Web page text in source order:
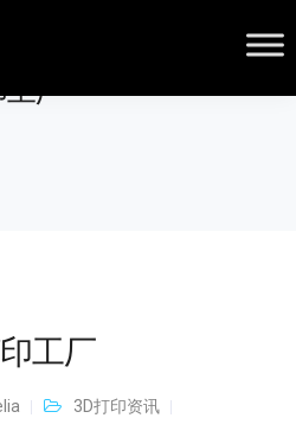
工厂
工厂
3D打印资讯